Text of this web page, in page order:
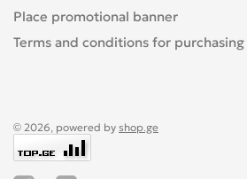
Place promotional banner
Terms and conditions for
© 2026, powered by shop.ge